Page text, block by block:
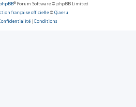
phpBB® Forum Software © phpBB Limited
française officielle©Qiaeru
| Conditions